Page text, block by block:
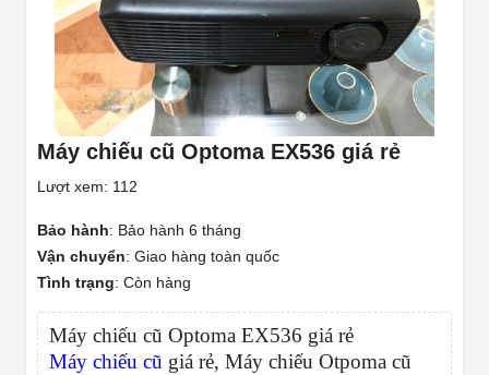
Máy chiếu cũ Optoma EX536 giá rẻ
Lượt xem: 112
Bảo hành: Bảo hành 6 tháng
Vận chuyển: Giao hàng toàn quốc
Tình trạng: Còn hàng
Máy chiếu cũ Optoma EX536 giá rẻ
Máy chiếu cũ giá rẻ, Máy chiếu Otpoma cũ